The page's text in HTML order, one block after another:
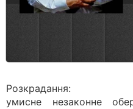
Розкрадання:
умисне незаконне